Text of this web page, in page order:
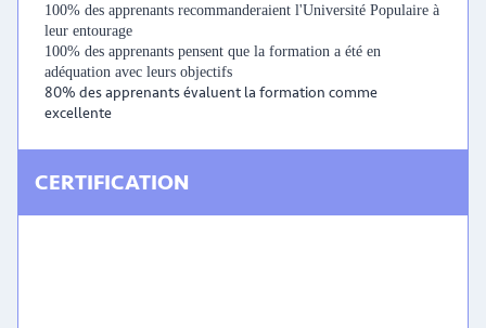
CERTIFICATION
100% des apprenants recommanderaient l'Université Populaire à
leur entourage
100% des apprenants pensent que la formation a été en
adéquation avec leurs objectifs
80% des apprenants évaluent la formation comme
excellente